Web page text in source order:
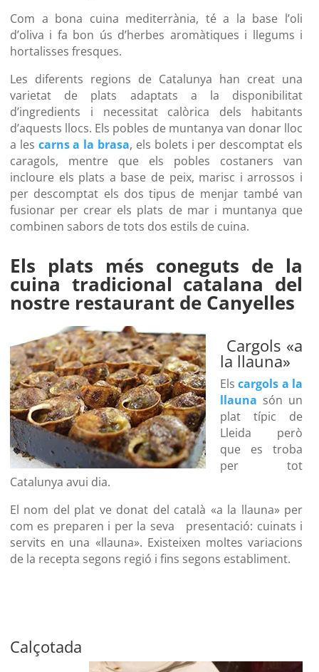
Com a bona cuina mediterrània, té a la base l’oli
d’oliva i fa bon ús d’herbes aromàtiques i llegums i
hortalisses fresques.
Les diferents regions de Catalunya han creat una
varietat de plats adaptats a la disponibilitat
d’ingredients i necessitat calòrica dels habitants
d’aquests llocs. Els pobles de muntanya van donar lloc
a les carns a la brasa, els bolets i per descomptat els
caragols, mentre que els pobles costaners van
incloure els plats a base de peix, marisc i arrossos i
per descomptat els dos tipus de menjar també van
fusionar per crear els plats de mar i muntanya que
combinen sabors de tots dos estils de cuina.
Els plats més coneguts de la
cuina tradicional catalana del
nostre restaurant de Canyelles
Cargols «a
la llauna»
Elscargols a la
llauna són un
plat típic de
Lleida però
que es troba
per tot
Catalunya avui dia.
El nom del plat ve donat del català «a la llauna» per
com es preparen i per la seva presentació: cuinats i
servits en una «llauna». Existeixen moltes variacions
de la recepta segons regió i fins segons establiment.
Calçotada